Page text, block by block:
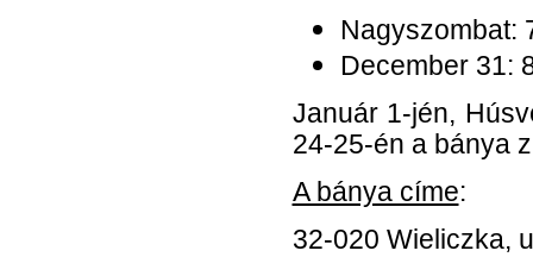
Nagyszombat:
December 31:
Január 1-jén,
24-25-én a bánya
A bánya címe:
32-020 Wieliczka,